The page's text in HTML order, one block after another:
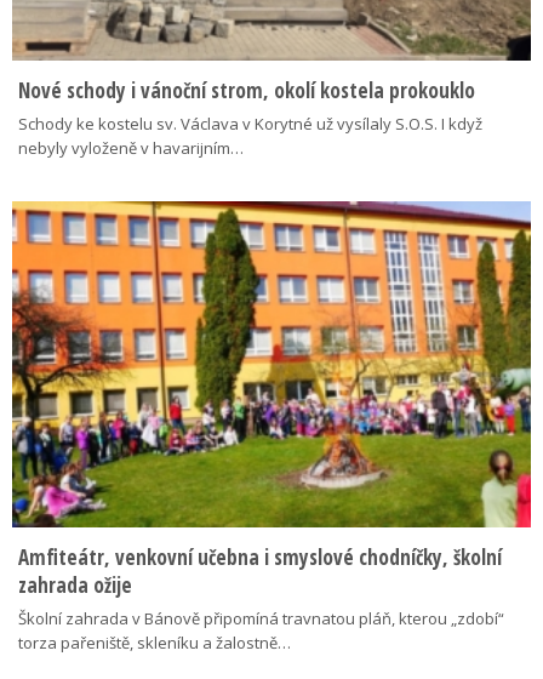
Nové schody i vánoční strom, okolí kostela prokouklo
Schody ke kostelu sv. Václava v Korytné už vysílaly S.O.S. I když
nebyly vyloženě v havarijním…
Amfiteátr, venkovní učebna i smyslové chodníčky, školní
zahrada ožije
Školní zahrada v Bánově připomíná travnatou pláň, kterou „zdobí“
torza pařeniště, skleníku a žalostně…